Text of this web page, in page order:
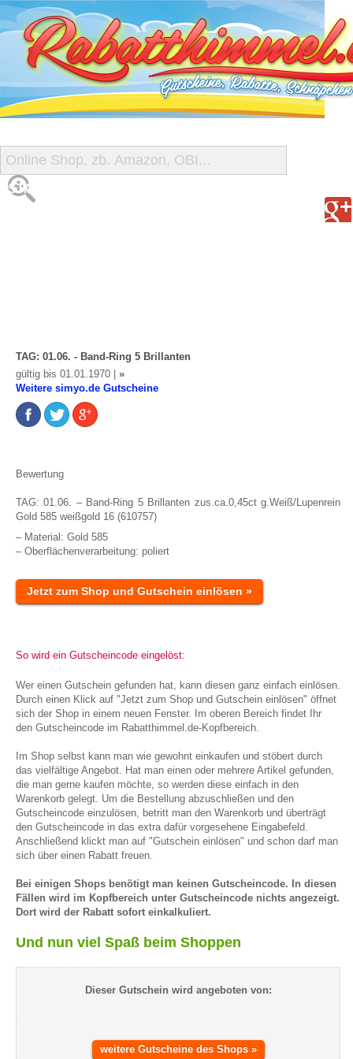
START
TAG: 01.06. - Band-Ring 5 Brillanten
gültig bis 01.01.1970 | »
Weitere simyo.de Gutscheine
Bewertung
TAG: 01.06. – Band-Ring 5 Brillanten zus.ca.0,45ct g.Weiß/Lupenrein
Gold 585 weißgold 16 (610757)
– Material: Gold 585
– Oberflächenverarbeitung: poliert
Jetzt zum Shop und Gutschein einlösen »
So wird ein Gutscheincode eingelöst:
Wer einen Gutschein gefunden hat, kann diesen ganz einfach einlösen.
Durch einen Klick auf "Jetzt zum Shop und Gutschein einlösen" öffnet
sich der Shop in einem neuen Fenster. Im oberen Bereich findet Ihr
den Gutscheincode im Rabatthimmel.de-Kopfbereich.
Im Shop selbst kann man wie gewohnt einkaufen und stöbert durch
das vielfältige Angebot. Hat man einen oder mehrere Artikel gefunden,
die man gerne kaufen möchte, so werden diese einfach in den
Warenkorb gelegt. Um die Bestellung abzuschließen und den
Gutscheincode einzulösen, betritt man den Warenkorb und überträgt
den Gutscheincode in das extra dafür vorgesehene Eingabefeld.
Anschließend klickt man auf "Gutschein einlösen" und schon darf man
sich über einen Rabatt freuen.
Bei einigen Shops benötigt man keinen Gutscheincode. In diesen
Fällen wird im Kopfbereich unter Gutscheincode nichts angezeigt.
Dort wird der Rabatt sofort einkalkuliert.
Und nun viel Spaß beim Shoppen
Dieser Gutschein wird angeboten von:
weitere Gutscheine des Shops »